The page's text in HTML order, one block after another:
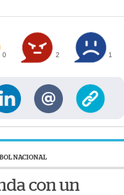
0 2 1
NACIONAL
con un